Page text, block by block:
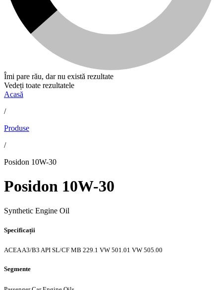
Îmi pare rău, dar nu există rezultate
Vedeți toate rezultatele
Acasă
/
Produse
/
Posidon 10W-30
Posidon 10W-30
Synthetic Engine Oil
Specificații
ACEA A3/B3 API SL/CF MB 229.1 VW 501.01 VW 505.00
Segmente